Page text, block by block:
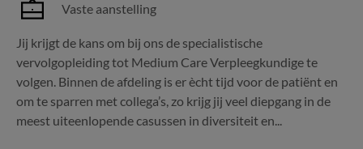
Vaste aanstelling
Jij krijgt de kans om bij ons de specialistische
vervolgopleiding tot Medium Care Verpleegkundige te
volgen. Binnen de afdeling is er ècht tijd voor de patiënt en
om te sparren met collega’s, zo krijg jij veel diepgang in de
meest uiteenlopende casussen in diversiteit en...